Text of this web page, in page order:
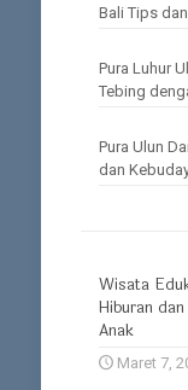
Bali Tips
Pura Luhur
Tebing
Pura Ulun
dan
Wisata
Hiburan
Anak
Maret 7,